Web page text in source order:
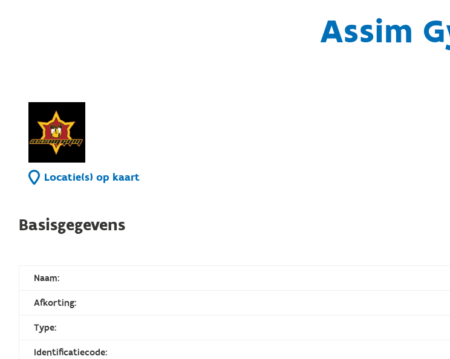
Assim
Locatie(s) op kaart
Basisgegevens
Naam:
Afkorting:
Type:
Identificatiecode: